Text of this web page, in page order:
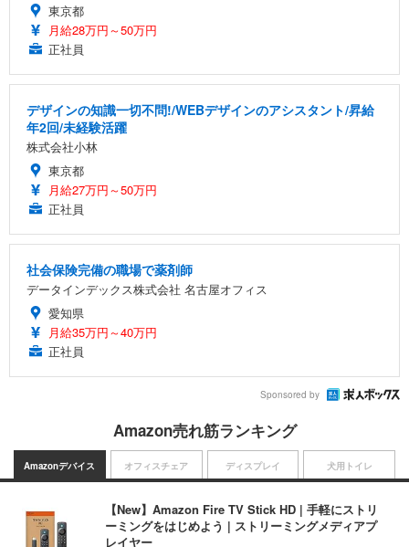
東京都
月給28万円～50万円
正社員
デザインの知識一切不問!/WEBデザインのアシスタント/昇給
年2回/未経験活躍
株式会社小林
東京都
月給27万円～50万円
正社員
社会保険完備の職場で薬剤師
データインデックス株式会社 名古屋オフィス
愛知県
月給35万円～40万円
正社員
Sponsored by
Amazon売れ筋ランキング
Amazonデバイス
【New】Amazon Fire TV Stick HD | 手軽にストリ
ーミングをはじめよう | ストリーミングメディアプ
レイヤー
オフィスチェア ディスプレイ 犬用トイレ